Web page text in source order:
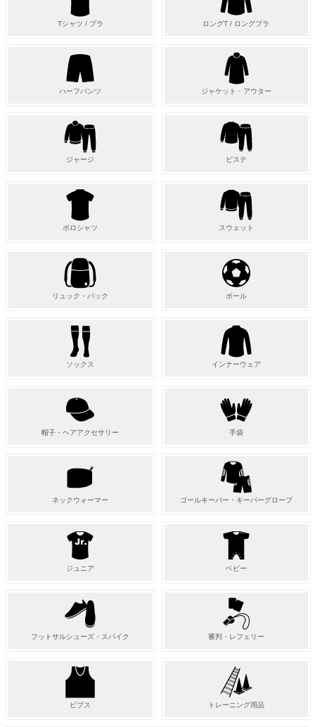
Tシャツ / プラ ロングT / ロングプラ
ハーフパンツ ジャケット・アウター
ジャージ ピステ
ポロシャツ スウェット
リュック・バック ボール
ソックス インナーウェア
帽子・ヘアアクセサリー 手袋
ネックウォーマー ゴールキーパー・キーパーグローブ
ジュニア ベビー
フットサルシューズ・スパイク 審判・レフェリー
ビブス トレーニング用品